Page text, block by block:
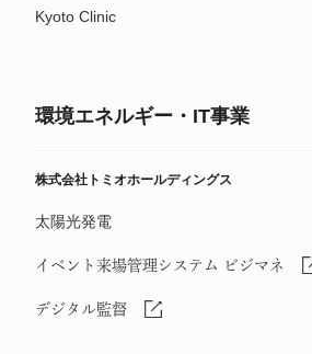
Kyoto Clinic
環境エネルギー・IT事業
株式会社トミオホールディングス
太陽光発電
イベント来場管理システム ビジマネ
デジタル監督